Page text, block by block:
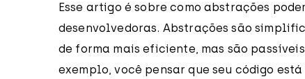
Esse artigo é sobre como abstrações
desenvolvedoras. Abstrações são
de forma mais eficiente, mas são
exemplo, você pensar que seu código